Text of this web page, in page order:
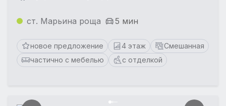
ст. Марьина роща 5 мин
новое предложение 4 этаж
Смешанная
частично с мебелью
с отделкой